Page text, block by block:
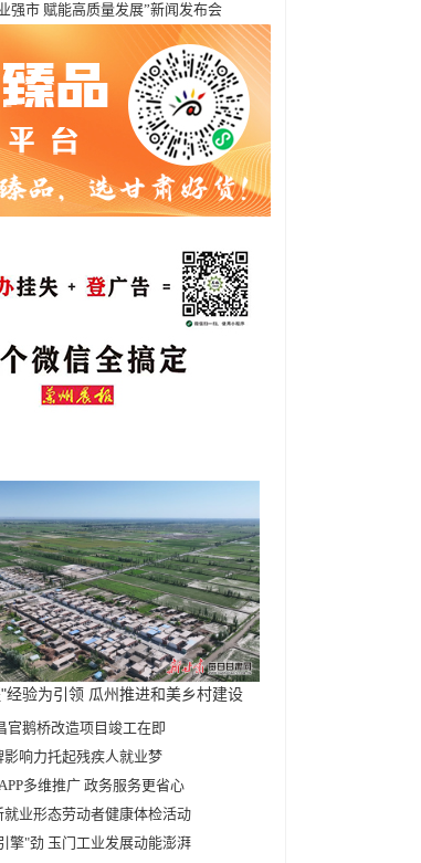
强市 赋能高质量发展”新闻发布会
经验为引领 瓜州推进和美乡村建设
官鹅桥改造项目竣工在即
响力托起残疾人就业梦
多维推广 政务服务更省心
就业形态劳动者健康体检活动
擎"劲 玉门工业发展动能澎湃